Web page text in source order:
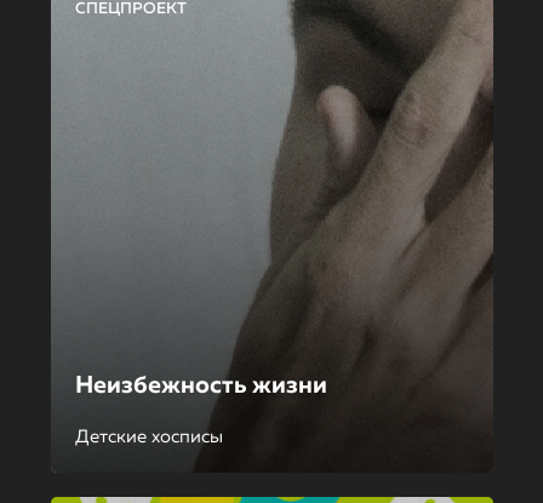
СПЕЦПРОЕКТ
Неизбежность жизни
Детские хосписы